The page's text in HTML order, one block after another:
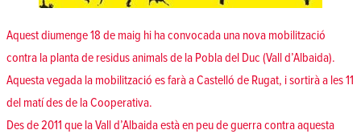
Aquest diumenge 18 de maig hi ha convocada una nova mobilització
contra la planta de residus animals de la Pobla del Duc (Vall d’Albaida).
Aquesta vegada la mobilització es farà a Castelló de Rugat, i sortirà a les 11
del matí des de la Cooperativa.
Des de 2011 que la Vall d’Albaida està en peu de guerra contra aquesta